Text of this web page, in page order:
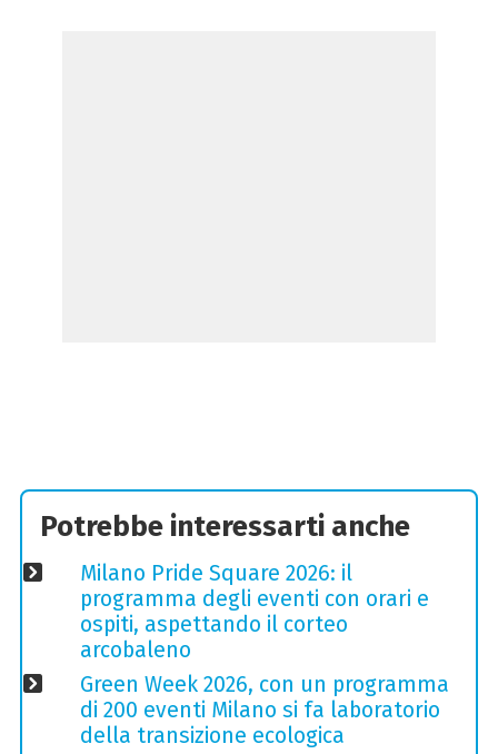
Potrebbe interessarti anche
Milano Pride Square 2026: il
programma degli eventi con orari e
ospiti, aspettando il corteo
arcobaleno
Green Week 2026, con un programma
di 200 eventi Milano si fa laboratorio
della transizione ecologica